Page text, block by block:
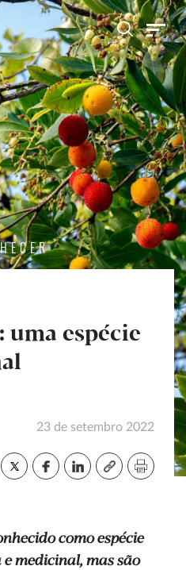
uma espécie
23 de setembro 2022
como espécie
medicinal, mas são